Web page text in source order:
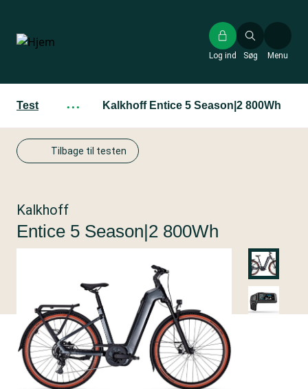
hovedindhold
Søg
Log ind Menu
Test ··· Kalkhoff Entice 5 Season|2 800Wh
Tilbage til testen
Kalkhoff
Entice 5 Season|2 800Wh